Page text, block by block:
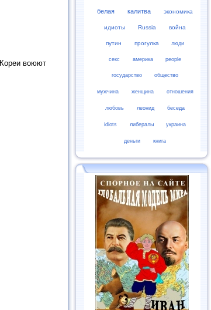
воюют
белая калитва экономика
идиоты Russia война
путин прогулка люди
секс америка people
государство общество
мужчина женщина отношения
любовь леонид беседа
idiots либералы украина
деньги книга